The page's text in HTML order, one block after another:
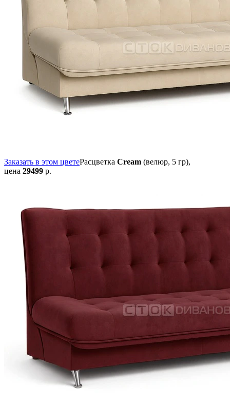
Заказать в этом цветеРасцветка Cream (велюр, 5 гр),
цена 29499 р.